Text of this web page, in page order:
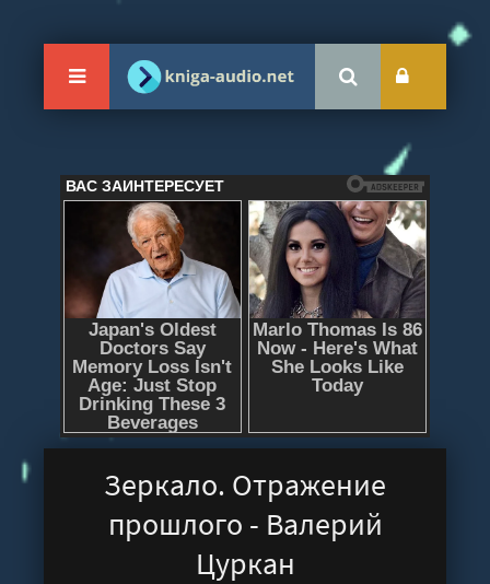
Зеркало. Отражение
прошлого - Валерий
Цуркан